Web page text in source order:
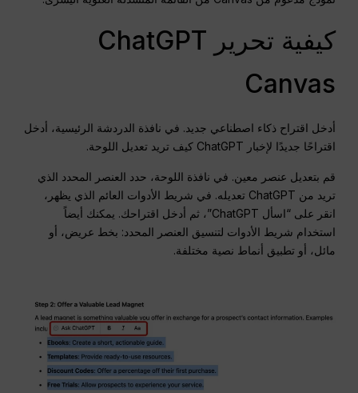
كيفية تحرير ChatGPT
Canvas
أدخل اقتراح ذكاء اصطناعي جديد. في نافذة الدردشة الرئيسية، أدخل
اقتراحًا جديدًا لإخبار ChatGPT كيف تريد تعديل اللوحة.
قم بتعديل عنصر معين. في نافذة اللوحة، حدد العنصر المحدد الذي
تريد من ChatGPT تعديله. في شريط الأدوات العائم الذي يظهر،
انقر على “اسأل ChatGPT”، ثم أدخل اقتراحك. يمكنك أيضاً
استخدام شريط الأدوات لتنسيق العنصر المحدد: بخط عريض، أو
مائل، أو تطبيق أنماط نصية مختلفة.